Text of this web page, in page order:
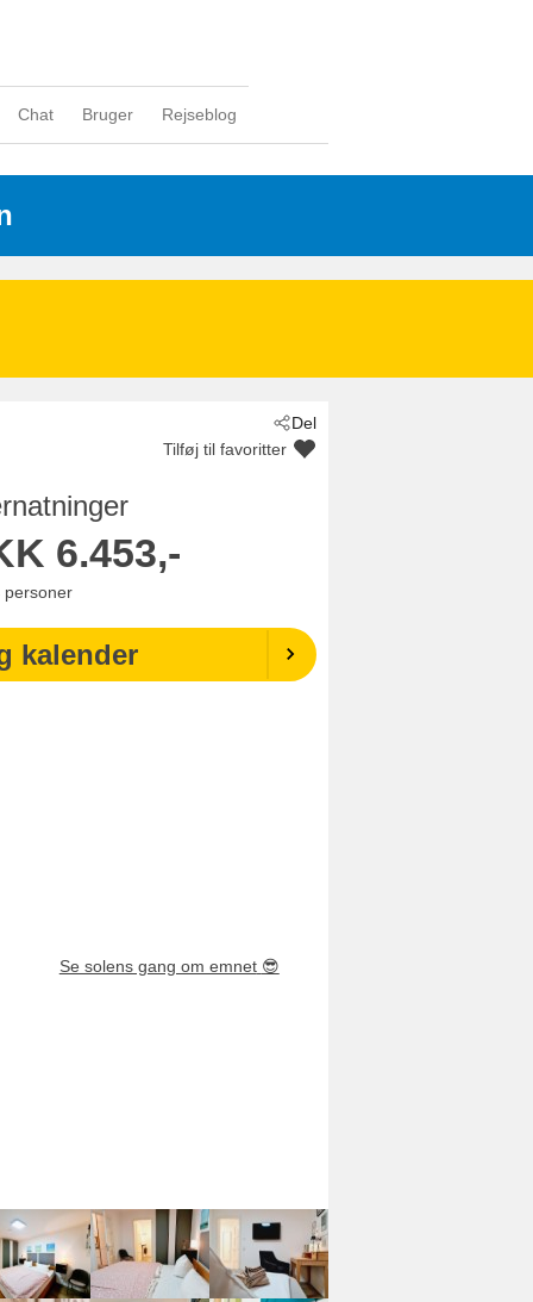
Chat Bruger Rejseblog
Del
Tilføj til favoritter
6.453,-
personer
kalender
Se solens gang om emnet 😎